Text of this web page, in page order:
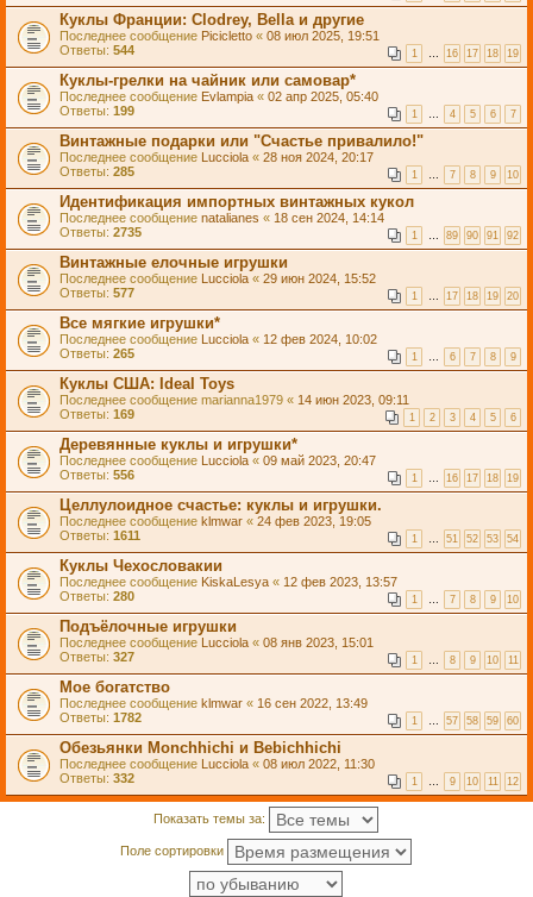
Куклы Франции: Clodrey, Bella и другие
Последнее сообщение Picicletto « 08 июл 2025, 19:51
Ответы: 544 1 … 16 17 18 19
Куклы-грелки на чайник или самовар*
Последнее сообщение Evlampia « 02 апр 2025, 05:40
Ответы: 199 1 … 4 5 6 7
Винтажные подарки или "Счастье привалило!"
Последнее сообщение Lucciola « 28 ноя 2024, 20:17
Ответы: 285 1 … 7 8 9 10
Идентификация импортных винтажных кукол
Последнее сообщение natalianes « 18 сен 2024, 14:14
Ответы: 2735 1 … 89 90 91 92
Винтажные елочные игрушки
Последнее сообщение Lucciola « 29 июн 2024, 15:52
Ответы: 577 1 … 17 18 19 20
Все мягкие игрушки*
Последнее сообщение Lucciola « 12 фев 2024, 10:02
Ответы: 265 1 … 6 7 8 9
Куклы США: Ideal Toys
Последнее сообщение marianna1979 « 14 июн 2023, 09:11
Ответы: 169 1 2 3 4 5 6
Деревянные куклы и игрушки*
Последнее сообщение Lucciola « 09 май 2023, 20:47
Ответы: 556 1 … 16 17 18 19
Целлулоидное счастье: куклы и игрушки.
Последнее сообщение klmwar « 24 фев 2023, 19:05
Ответы: 1611 1 … 51 52 53 54
Куклы Чехословакии
Последнее сообщение KiskaLesya « 12 фев 2023, 13:57
Ответы: 280 1 … 7 8 9 10
Подъёлочные игрушки
Последнее сообщение Lucciola « 08 янв 2023, 15:01
Ответы: 327 1 … 8 9 10 11
Мое богатство
Последнее сообщение klmwar « 16 сен 2022, 13:49
Ответы: 1782 1 … 57 58 59 60
Обезьянки Monchhichi и Bebichhichi
Последнее сообщение Lucciola « 08 июл 2022, 11:30
Ответы: 332 1 … 9 10 11 12
Показать темы за:
Поле сортировки